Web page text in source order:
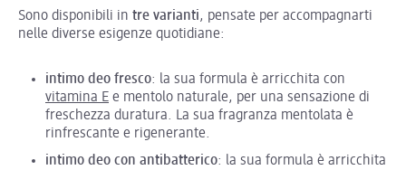
Sono disponibili in tre varianti, pensate per accompagnarti
nelle diverse esigenze quotidiane:
intimo deo fresco: la sua formula è arricchita con
vitamina E e mentolo naturale, per una sensazione di
freschezza duratura. La sua fragranza mentolata è
rinfrescante e rigenerante.
intimo deo con antibatterico: la sua formula è arricchita